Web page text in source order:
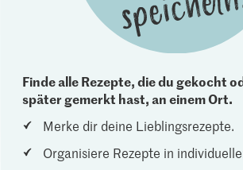
Finde alle Rezepte, die du gekocht
später gemerkt hast, an einem Ort.
Merke dir deine Lieblingsrezepte.
Organisiere Rezepte in